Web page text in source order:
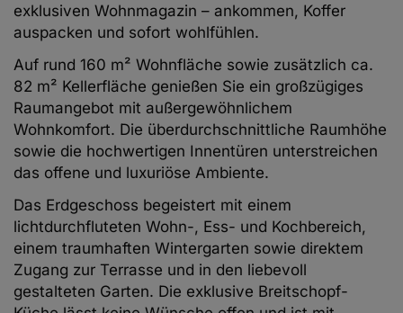
exklusiven Wohnmagazin – ankommen, Koffer
auspacken und sofort wohlfühlen.
Auf rund 160 m² Wohnfläche sowie zusätzlich ca.
82 m² Kellerfläche genießen Sie ein großzügiges
Raumangebot mit außergewöhnlichem
Wohnkomfort. Die überdurchschnittliche Raumhöhe
sowie die hochwertigen Innentüren unterstreichen
das offene und luxuriöse Ambiente.
Das Erdgeschoss begeistert mit einem
lichtdurchfluteten Wohn-, Ess- und Kochbereich,
einem traumhaften Wintergarten sowie direktem
Zugang zur Terrasse und in den liebevoll
gestalteten Garten. Die exklusive Breitschopf-